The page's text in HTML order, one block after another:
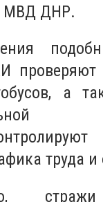
МВД ДНР.
проверяют
а
труда и